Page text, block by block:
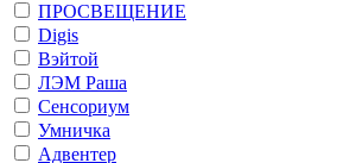
ПРОСВЕЩЕНИЕ
Digis
Вэйтой
ЛЭМ Раша
Сенсориум
Умничка
Адвентер